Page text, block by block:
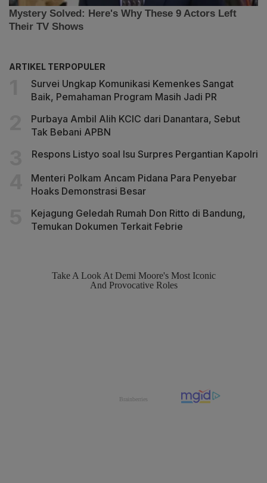
ARTIKEL TERPOPULER
Survei Ungkap Komunikasi Kemenkes Sangat
Baik, Pemahaman Program Masih Jadi PR
Purbaya Ambil Alih KCIC dari Danantara, Sebut
Tak Bebani APBN
Respons Listyo soal Isu Surpres Pergantian Kapolri
Menteri Polkam Ancam Pidana Para Penyebar
Hoaks Demonstrasi Besar
Kejagung Geledah Rumah Don Ritto di Bandung,
Temukan Dokumen Terkait Febrie